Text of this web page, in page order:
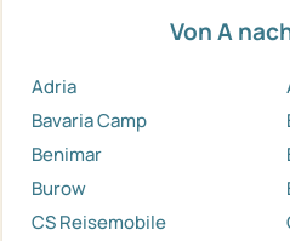
Von A
Adria
Bavaria Camp
Benimar
Burow
CS Reisemobile